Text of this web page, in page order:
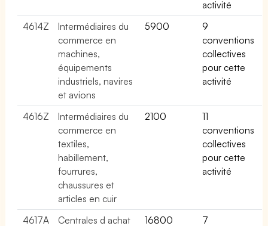
activité
4614Z
Intermédiaires du
commerce en
machines,
équipements
industriels, navires
et avions
5900
9
conventions
collectives
pour cette
activité
4616Z
Intermédiaires du
commerce en
textiles,
habillement,
fourrures,
chaussures et
articles en cuir
2100
11
conventions
collectives
pour cette
activité
4617A
Centrales d achat
16800
7